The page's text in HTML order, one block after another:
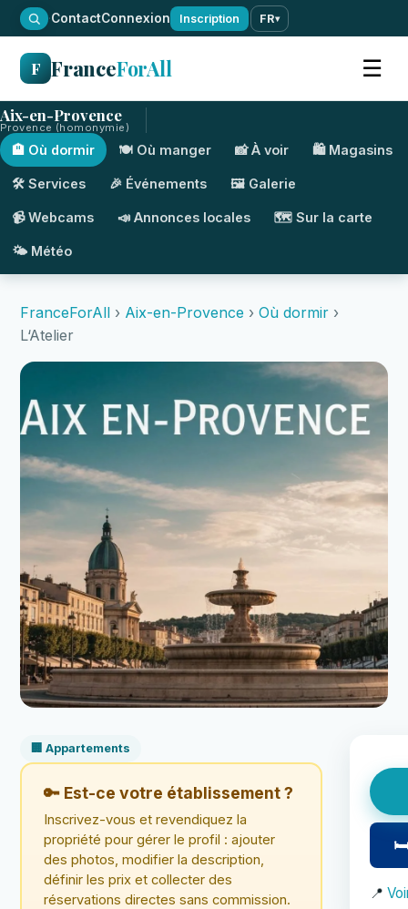
·ContactConnexion Inscription FR▾
F FranceForAll ☰
Aix-en-Provence
Provence (homonymie)
🏨 Où dormir 🍽️ Où manger 📸 À voir 🛍️ Magasins
🛠️ Services 🎉 Événements 🖼️ Galerie
📹 Webcams 📣 Annonces locales 🗺️ Sur la carte
🌤️ Météo
FranceForAll › Aix-en-Provence › Où dormir ›
L‘Atelier
🏢 Appartements
🔑 Est-ce votre établissement ?
Inscrivez-vous et revendiquez la
propriété pour gérer le profil : ajouter
des photos, modifier la description,
définir les prix et collecter des
réservations directes sans commission.
🛏
📍